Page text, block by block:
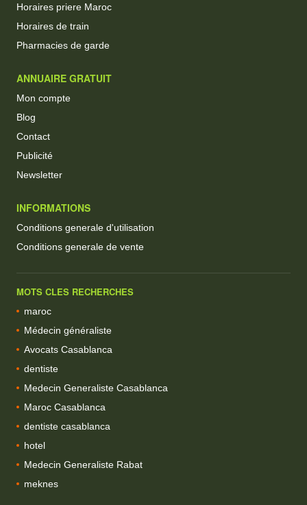
Horaires priere Maroc
Horaires de train
Pharmacies de garde
ANNUAIRE GRATUIT
Mon compte
Blog
Contact
Publicité
Newsletter
INFORMATIONS
Conditions generale d'utilisation
Conditions generale de vente
MOTS CLES RECHERCHES
maroc
Médecin généraliste
Avocats Casablanca
dentiste
Medecin Generaliste Casablanca
Maroc Casablanca
dentiste casablanca
hotel
Medecin Generaliste Rabat
meknes